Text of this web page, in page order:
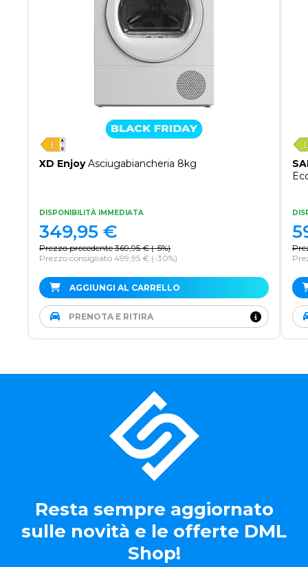
XD EnjoyAsciugabiancheria 8kg
DISPONIBILITÀ IMMEDIATA
Prezzo precedente 369,95 € (-5%)
Prezzo consigliato 499,95 € (-30%)
349,95 €
AGGIUNGI AL CARRELLO
PRENOTA E RITIRA
Resta sempre aggiornato
sulle novità e le offerte DML
Shop!